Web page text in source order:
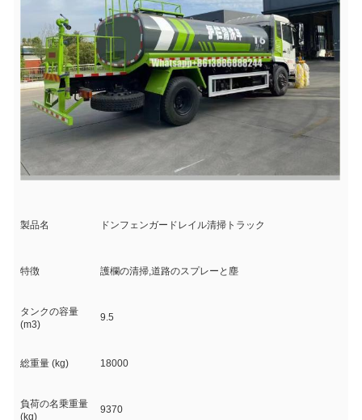
製品名 ドンフェンガードレイル清掃トラック
特徴 護欄の清掃,道路のスプレーと塵
タンクの容量
(m3)
9.5
総重量 (kg) 18000
負荷の名乗重量
(kg)
9370